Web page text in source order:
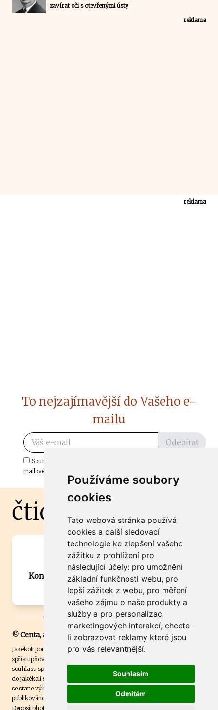
Používáme soubory
cookies
Tato webová stránka používá
cookies a další sledovací
technologie ke zlepšení vašeho
zážitku z prohlížení pro
následující účely: pro umožnění
základní funkčnosti webu, pro
lepší zážitek z webu, pro měření
vašeho zájmu o naše produkty a
služby a pro personalizaci
marketingových interakcí, chcete-
li zobrazovat reklamy které jsou
pro vás relevantnější.
Souhlasím
Odmítám
zavírat oči s otevřenými ústy
reklama
reklama
To nejzajímavější do Vašeho e-
mailu
Odebírat
Souhlasím s odběrem důležitých zpráv ze ČtiDoma.cz do mé e-
mailové schránky.
čtidoma.cz
Máte zajímavou informaci? Chcete
spolupracovat?
Kontaktujte šéfredaktora Martina Chalupu:
chalupa@ctidoma.cz
© Centa, a.s.
Jakékoli použití obsahu včetně převzetí, šíření či dalšího užití a
zpřístupňování textových či obrazových materiálů bez písemného
souhlasu společnosti Centa,a.s. je zakázáno. Čtenář svým přihlášením
do jakékoli soutěže na našem webu dává souhlas s tím, že v případě, že
se stane výhercem této soutěže, může být jeho jméno na webu
publikováno. Centa, a.s. využívala licenci ČTK a využívá fotografie z
Depositphotos